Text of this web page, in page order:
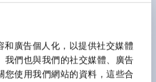
和廣告個人化，以提供社交媒體
我們也與我們的社交媒體、廣告
您使用我們網站的資料，這些合
示燈的亮燈/熄燈狀態，以及點